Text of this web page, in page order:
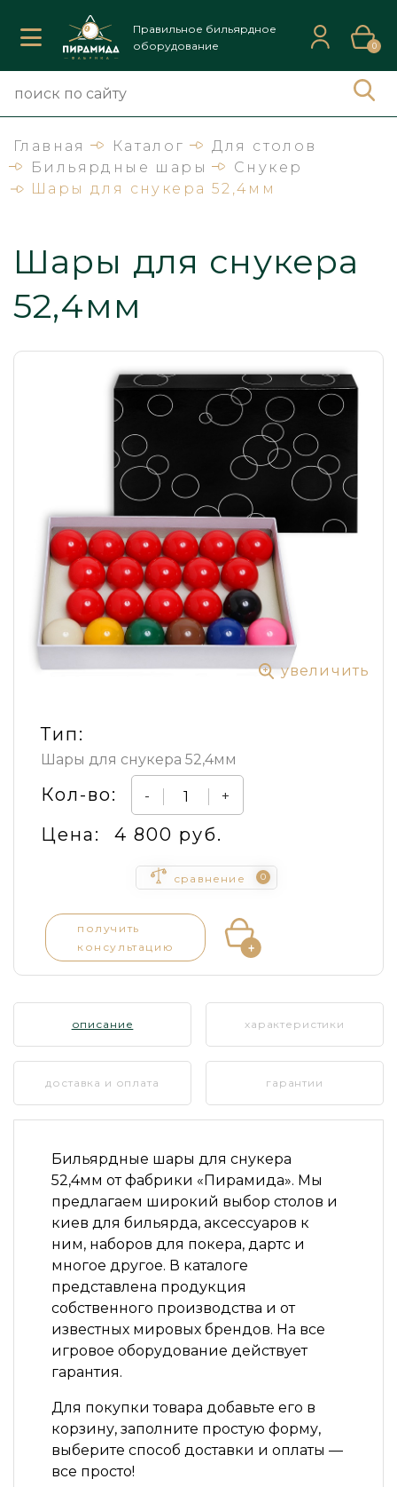
Правильное бильярдное
оборудование
0
Главная Каталог
Для столов
Бильярдные шары
Снукер
Шары для снукера 52,4мм
Шары для снукера
52,4мм
увеличить
Тип:
Шары для снукера 52,4мм
Кол-во: - +
Цена: 4 800 руб.
сравнение 0
получить
консультацию
описание характеристики
доставка и оплата гарантии
Бильярдные шары для снукера
52,4мм от фабрики «Пирамида». Мы
предлагаем широкий выбор столов и
киев для бильярда, аксессуаров к
ним, наборов для покера, дартс и
многое другое. В каталоге
представлена продукция
собственного производства и от
известных мировых брендов. На все
игровое оборудование действует
гарантия.
Для покупки товара добавьте его в
корзину, заполните простую форму,
выберите способ доставки и оплаты —
все просто!